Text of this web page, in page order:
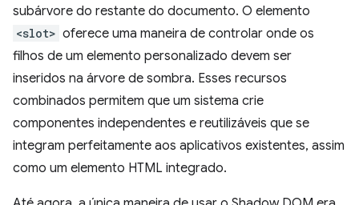
subárvore do restante do documento. O elemento
<slot> oferece uma maneira de controlar onde os
filhos de um elemento personalizado devem ser
inseridos na árvore de sombra. Esses recursos
combinados permitem que um sistema crie
componentes independentes e reutilizáveis que se
integram perfeitamente aos aplicativos existentes, assim
como um elemento HTML integrado.